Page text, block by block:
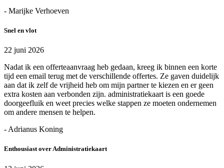
- Marijke Verhoeven
Snel en vlot
22 juni 2026
Nadat ik een offerteaanvraag heb gedaan, kreeg ik binnen een korte
tijd een email terug met de verschillende offertes. Ze gaven duidelijk
aan dat ik zelf de vrijheid heb om mijn partner te kiezen en er geen
extra kosten aan verbonden zijn. administratiekaart is een goede
doorgeefluik en weet precies welke stappen ze moeten ondernemen
om andere mensen te helpen.
- Adrianus Koning
Enthousiast over Administratiekaart